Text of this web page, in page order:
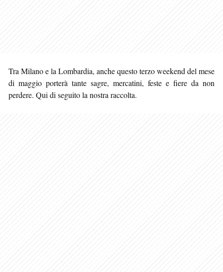
Tra Milano e la Lombardia, anche questo terzo weekend del mese
di maggio porterà tante sagre, mercatini, feste e fiere da non
perdere. Qui di seguito la nostra raccolta.